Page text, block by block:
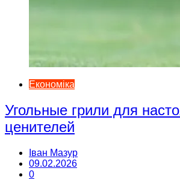
Економіка
Угольные грили для
ценителей
Іван Мазур
09.02.2026
0